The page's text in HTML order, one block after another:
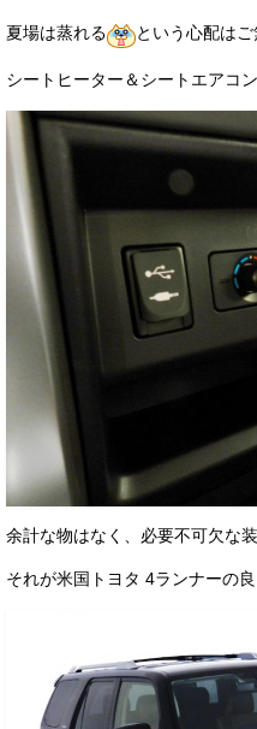
夏場は蒸れる という心配はご
シートヒーター＆シートエアコ
余計な物はなく、必要不可欠な
それが米国トヨタ 4ランナーの